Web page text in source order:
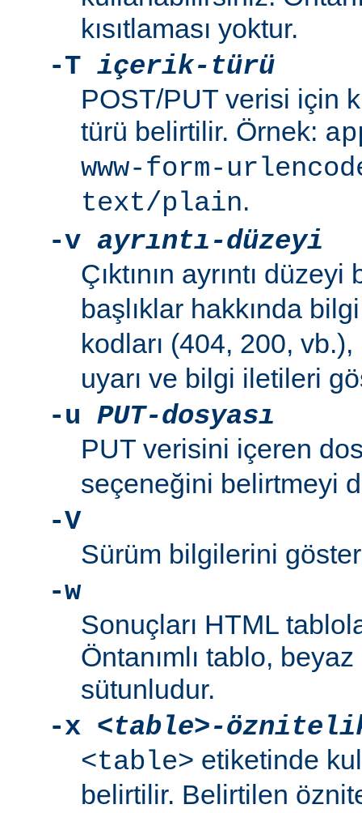
kısıtlaması yoktur.
-T içerik-türü
POST/PUT verisi için
türü belirtilir. Örnek:
www-form-
text/plain.
-v ayrıntı-düzeyi
Çıktının ayrıntı
başlıklar hakkında
kodları (404, 200, vb.),
uyarı ve bilgi iletileri
-u PUT-dosyası
PUT verisini içeren
seçeneğini belirtmeyi
-V
Sürüm bilgilerini
-w
Sonuçları HTML
Öntanımlı tablo,
sütunludur.
-x <table>-
<table> etiketinde
belirtilir. Belirtilen